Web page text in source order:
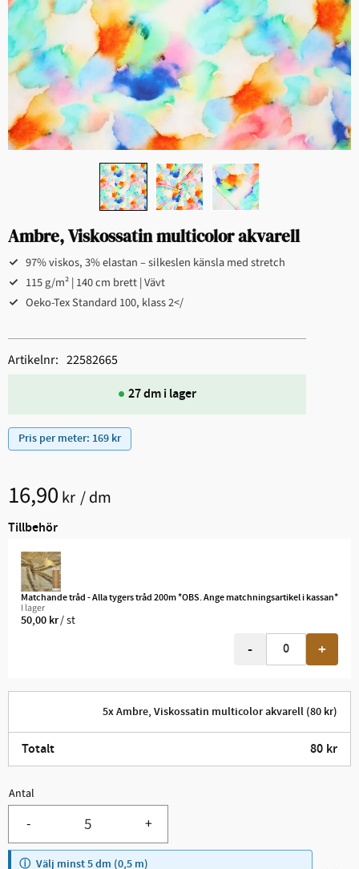
Ambre, Viskossatin multicolor akvarell
97% viskos, 3% elastan – silkeslen känsla med stretch
115 g/m² | 140 cm brett | Vävt
Oeko-Tex Standard 100, klass 2</
Pris per meter: 169 kr
16,90 kr /dm
Tillbehör
Matchande tråd - Alla tygers tråd 200m *OBS. Ange matchningsartikel i kassan*
I lager
50,00 kr/st
+
-
5x Ambre, Viskossatin multicolor akvarell (80 kr)
Totalt 80 kr
Antal
Minst 5. +
-
Välj minst 5 dm (0,5 m)
27 dm i lager
Artikelnr 22582665